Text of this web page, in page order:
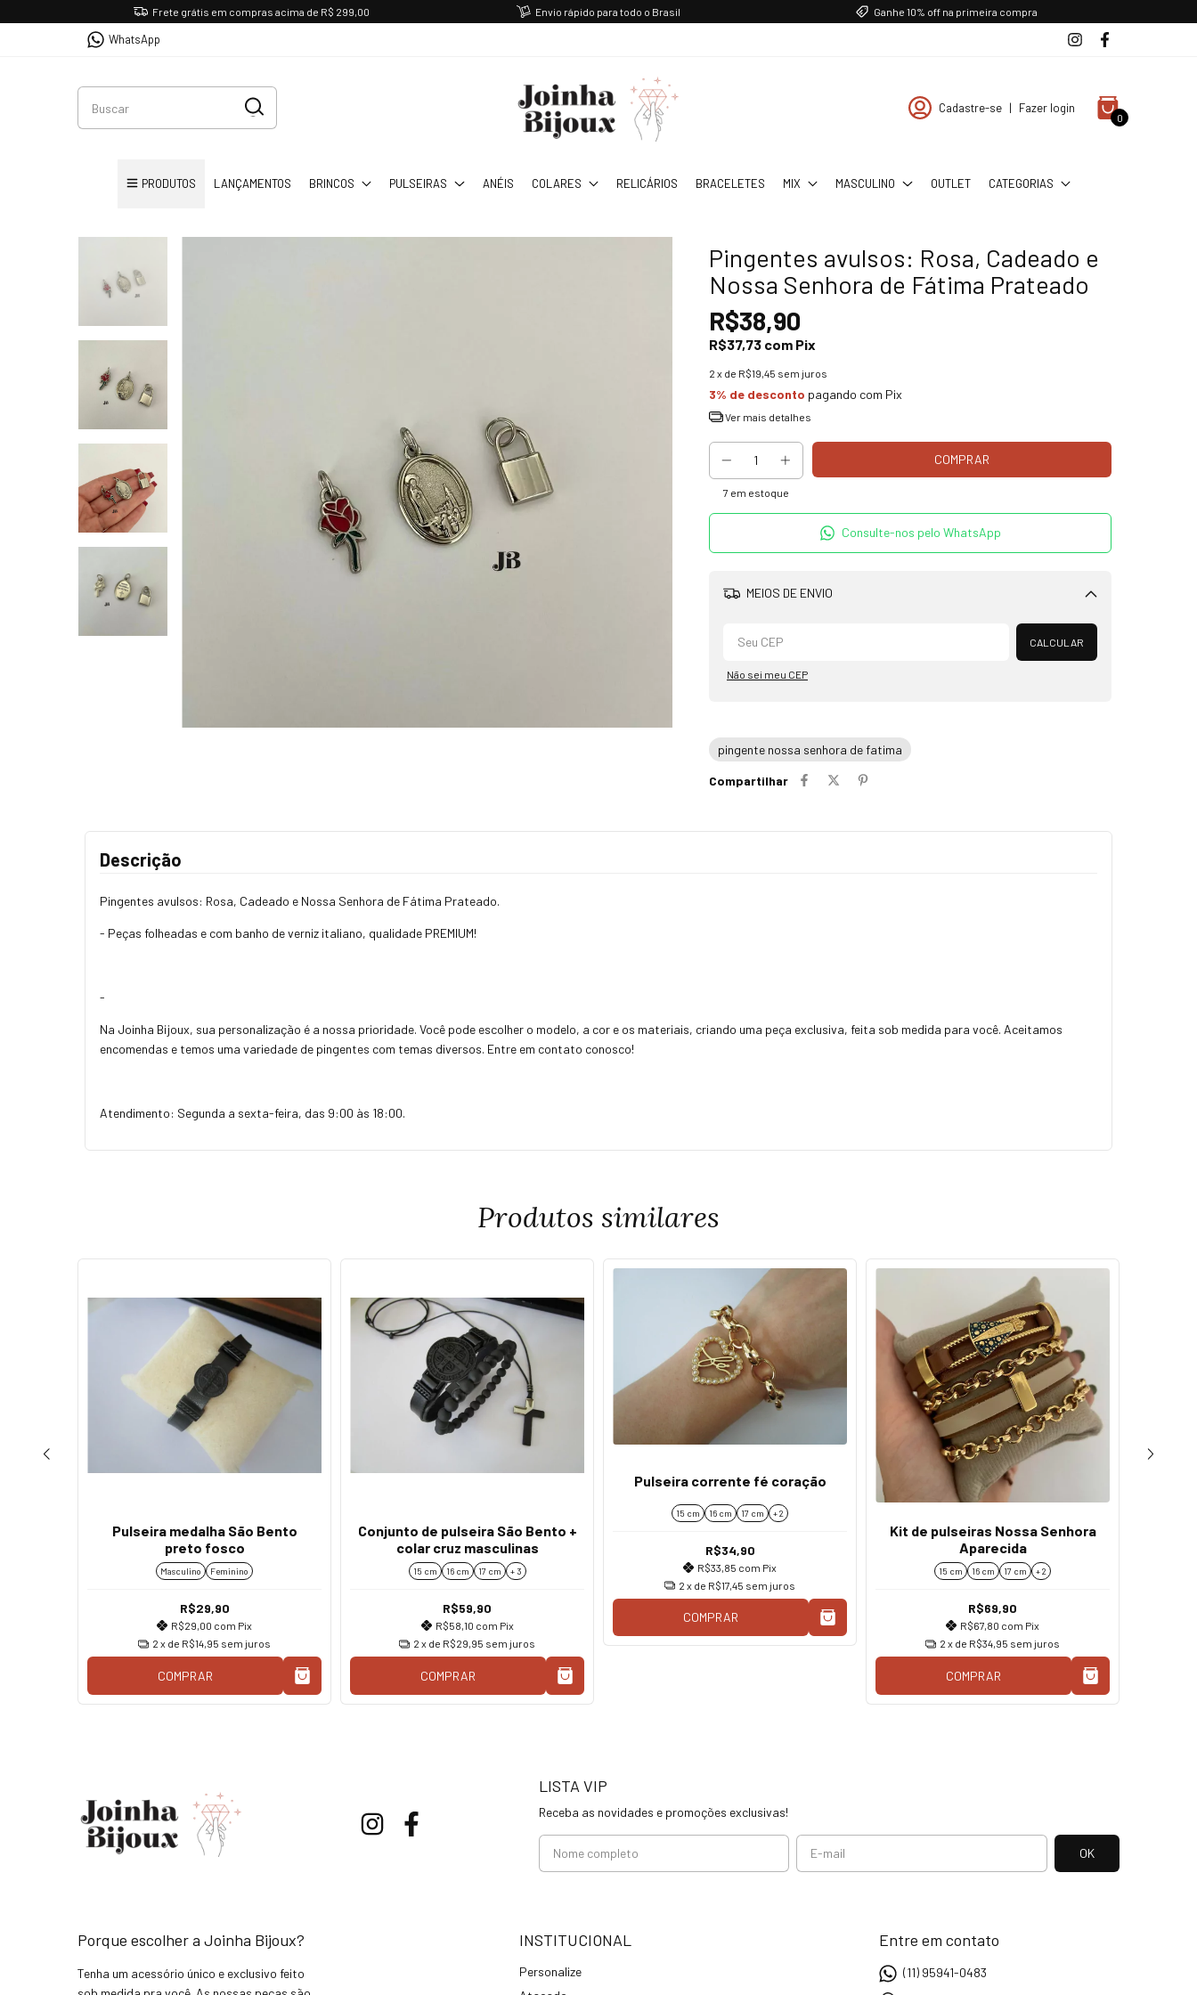
Frete grátis em compras acima de R$ 299,00 Envio rápido para todo o Brasil Ganhe 10% off na primeira compra
WhatsApp
Cadastre-se | Fazer login
0
PRODUTOS LANÇAMENTOS BRINCOS PULSEIRAS ANÉIS COLARES RELICÁRIOS BRACELETES MIX MASCULINO OUTLET CATEGORIAS
Pingentes avulsos: Rosa, Cadeado e
Nossa Senhora de Fátima Prateado
R$38,90
R$37,73 com Pix
2 x de R$19,45 sem juros
3% de desconto pagando com Pix
Ver mais detalhes
7 em estoque
Consulte-nos pelo WhatsApp
MEIOS DE ENVIO
Alterar CEP
CALCULAR
Não sei meu CEP
pingente nossa senhora de fatima
Compartilhar
Descrição
Pingentes avulsos: Rosa, Cadeado e Nossa Senhora de Fátima Prateado.
- Peças folheadas e com banho de verniz italiano, qualidade PREMIUM!
-
Na Joinha Bijoux, sua personalização é a nossa prioridade. Você pode escolher o modelo, a cor e os materiais, criando uma peça exclusiva, feita sob medida para você. Aceitamos
encomendas e temos uma variedade de pingentes com temas diversos. Entre em contato conosco!
Atendimento: Segunda a sexta-feira, das 9:00 às 18:00.
Produtos similares
Pulseira medalha São Bento
preto fosco
Masculino Feminino
R$29,90
R$29,00 com Pix
2 x de R$14,95 sem juros
COMPRAR
Conjunto de pulseira São Bento +
colar cruz masculinas
15 cm 16 cm 17 cm + 3
R$59,90
R$58,10 com Pix
2 x de R$29,95 sem juros
COMPRAR
Pulseira corrente fé coração
15 cm 16 cm 17 cm + 2
R$34,90
R$33,85 com Pix
2 x de R$17,45 sem juros
COMPRAR
Kit de pulseiras Nossa Senhora
Aparecida
15 cm 16 cm 17 cm + 2
R$69,90
R$67,80 com Pix
2 x de R$34,95 sem juros
COMPRAR
LISTA VIP
Receba as novidades e promoções exclusivas!
Porque escolher a Joinha Bijoux?
Tenha um acessório único e exclusivo feito
INSTITUCIONAL
Personalize
Entre em contato
(11) 95941-0483